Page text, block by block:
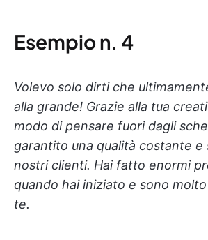
Esempio n. 4
Volevo solo dirti che
alla grande! Grazie alla tua
modo di pensare fuori dagli
garantito una qualità costante
nostri clienti. Hai fatto enormi
quando hai iniziato e sono
te.